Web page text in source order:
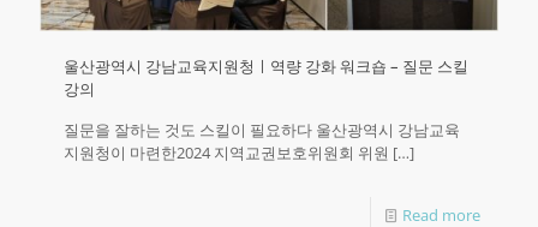
울산광역시 강남교육지원청ㅣ역량 강화 워크숍 – 질문 스킬
강의
질문을 잘하는 것도 스킬이 필요하다 울산광역시 강남교육
지원청이 마련한2024 지역교권보호위원회 위원 […]
Read more